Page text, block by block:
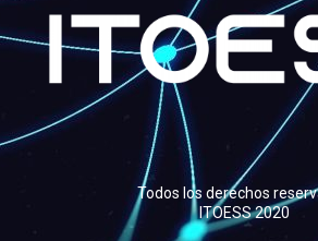
Todos los derechos
ITOESS 2020